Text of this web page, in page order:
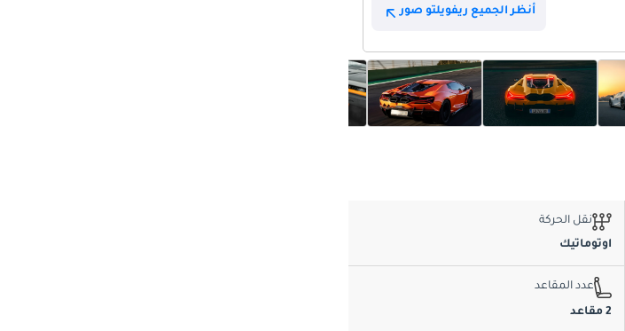
أنظر الجميع ريفويلتو صور
نقل الحركة
اوتوماتيك
عدد المقاعد
2 مقاعد